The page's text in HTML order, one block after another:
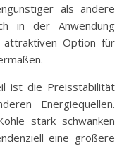
als andere
in der Anwendung
Option für
ist die Preisstabilität
Energiequellen.
stark schwanken
eine größere